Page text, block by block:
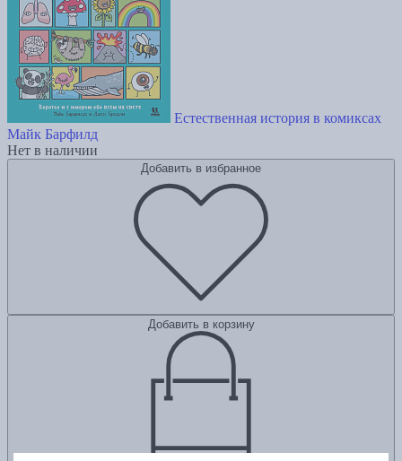
Естественная история в комиксах
Майк Барфилд
Нет в наличии
Добавить в избранное
Добавить в корзину